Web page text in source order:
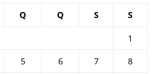
Q Q S S
1
5 6 7
8